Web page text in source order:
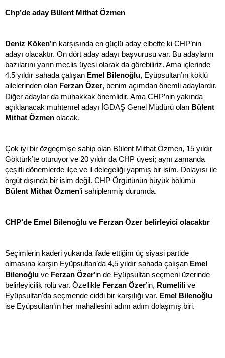
Chp’de aday Bülent Mithat Özmen
Deniz Köken’in karşısında en güçlü aday elbette ki CHP’nin
adayı olacaktır. On dört aday adayı başvurusu var. Bu adayların
bazılarını yarın meclis üyesi olarak da görebiliriz. Ama içlerinde
4.5 yıldır sahada çalışan Emel Bilenoğlu, Eyüpsultan’ın köklü
ailelerinden olan Ferzan Özer, benim açımdan önemli adaylardır.
Diğer adaylar da muhakkak önemlidir. Ama CHP’nin yakında
açıklanacak muhtemel adayı İGDAŞ Genel Müdürü olan Bülent
Mithat Özmen olacak.
Çok iyi bir özgeçmişe sahip olan Bülent Mithat Özmen, 15 yıldır
Göktürk’te oturuyor ve 20 yıldır da CHP üyesi; aynı zamanda
çeşitli dönemlerde ilçe ve il delegeliği yapmış bir isim. Dolayısı ile
örgüt dışında bir isim değil. CHP Örgütünün büyük bölümü
Bülent Mithat Özmen’i sahiplenmiş durumda.
CHP’de Emel Bilenoğlu ve Ferzan Özer belirleyici olacaktır
Seçimlerin kaderi yukarıda ifade ettiğim üç siyasi partide
olmasına karşın Eyüpsultan’da 4,5 yıldır sahada çalışan Emel
Bilenoğlu ve Ferzan Özer’in de Eyüpsultan seçmeni üzerinde
belirleyicilik rolü var. Özellikle Ferzan Özer’in, Rumelili ve
Eyüpsultan'da seçmende ciddi bir karşılığı var. Emel Bilenoğlu
ise Eyüpsultan’ın her mahallesini adım adım dolaşmış biri.